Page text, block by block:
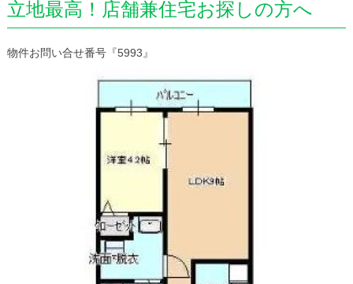
立地最高！店舗兼住宅お探しの方へ
物件お問い合せ番号『5993』